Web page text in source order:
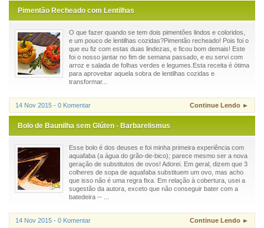
Pimentão Recheado com Lentilhas
O que fazer quando se tem dois pimentões lindos e coloridos,
e um pouco de lentilhas cozidas?Pimentão recheado! Pois foi o
que eu fiz com estas duas lindezas, e ficou bom demais! Este
foi o nosso jantar no fim de semana passado, e eu servi com
arroz e salada de folhas verdes e legumes.Esta receita é ótima
para aproveitar aquela sobra de lentilhas cozidas e
transformar...
14 Nov 2015 - 0 Komentar Continue Lendo ►
Bolo de Baunilha sem Glúten - Barbarelismus
Esse bolo é dos deuses e foi minha primeira experiência com
aquafaba (a água do grão-de-bico); parece mesmo ser a nova
geração de substitutos de ovos! Adorei. Em geral, dizem que 3
colheres de sopa de aquafaba substituem um ovo, mas acho
que isso não é uma regra fixa. Em relação à cobertura, usei a
sugestão da autora, exceto que não conseguir bater com a
batedeira -- ...
14 Nov 2015 - 0 Komentar Continue Lendo ►